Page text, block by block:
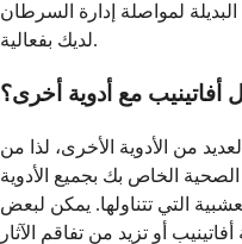
لمواصلة إدارة السرطان
لديك بفعالية.
أفاتينيب مع أدوية أخرى؟
من الأدوية الأخرى، لذا من
الخاص بك بجميع الأدوية
التي تتناولها. يمكن لبعض
أو تزيد من تفاقم الآثار